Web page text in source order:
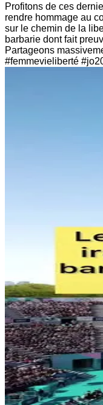
Profitons de ces
rendre hommage au
sur le chemin de la
barbarie dont fait
Partageons
#femmevieliberté